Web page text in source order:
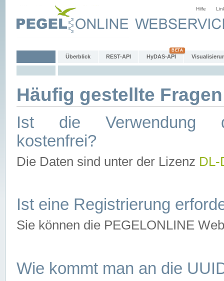
Hilfe
Überblick REST-API HyDAS-API
Häufig gestellte
Ist die Verwendung
kostenfrei?
Die Daten sind unter der Lizenz
Ist eine Registrierung
Sie können die PEGELONLINE
Wie kommt man an die